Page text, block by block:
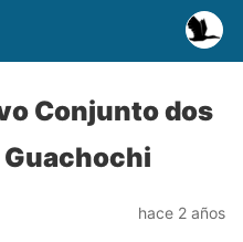
Conjunto dos
hace 2 años